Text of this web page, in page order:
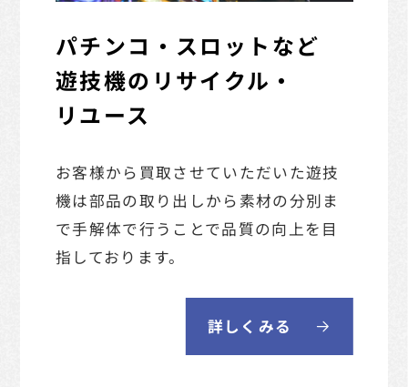
パチンコ・スロットなど
遊技機のリサイクル・
リユース
お客様から買取させていただいた遊技
機は部品の取り出しから素材の分別ま
で手解体で行うことで品質の向上を目
指しております。
詳しくみる